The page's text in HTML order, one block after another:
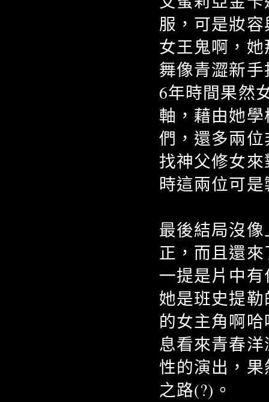
服，可是妝
女王鬼啊，
舞像青澀新
6年時間果然
軸，藉由她
們，還多兩
找神父修女
時這兩位可
最後結局沒
正，而且還
一提是片中
她是班史提
的女主角啊
息看來青春
性的演出，
之路(?)。